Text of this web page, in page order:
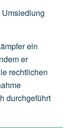
Umsiedlung
ein
er
rechtlichen
durchgeführt